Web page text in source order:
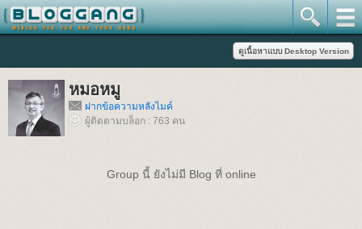
หมอหมู
ฝากข้อความหลังไมค์
ผู้ติดตามบล็อก : 763 คน
Group นี้ ยังไม่มี Blog ที่ online